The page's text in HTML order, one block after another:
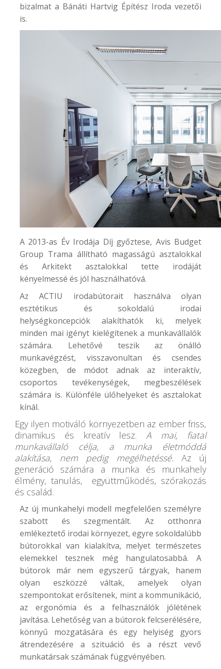
bizalmat a Bánáti Hartvig Építész Iroda vezetői
is.
A 2013-as Év Irodája Díj győztese, Avis Budget
Group Trama állítható magasságú asztalokkal
és Arkitekt asztalokkal tette irodáját
kényelmessé és jól használhatóvá.
Az ACTIU irodabútorait használva olyan
esztétikus és sokoldalú irodai
helységkoncepciók alakíthatók ki, melyek
minden mai igényt kielégítenek a munkavállalók
számára. Lehetővé teszik az önálló
munkavégzést, visszavonultan és csendes
közegben, de módot adnak az interaktív,
csoportos tevékenységek, megbeszélések
számára is. Különféle ülőhelyeket és asztalokat
kínál.
Egy ilyen motiváló környezetben az ember friss,
dinamikus és kreatív lesz.A mai, fiatal
munkavállaló célja, a munka életmóddá
alakítása, nem pedig megélhetéssé. Az új
generáció számára a munka és munkahely
élmény, tanulás, együttműködés, szórakozás
és család.
Az új munkahelyi modell megfelelően személyre
szabott és szegmentált. Az otthonra
emlékeztető irodai környezet, egyre sokoldalúbb
bútorokkal van kialakítva, melyet természetes
elemekkel tesznek még hangulatosabbá. A
bútorok már nem egyszerű tárgyak, hanem
olyan eszközzé váltak, amelyek olyan
szempontokat erősítenek, mint a kommunikáció,
az ergonómia és a felhasználók jólétének
javítása. Lehetőség van a bútorok felcserélésére,
könnyű mozgatására és egy helyiség gyors
átrendezésére a szituáció és a részt vevő
munkatársak számának függvényében.